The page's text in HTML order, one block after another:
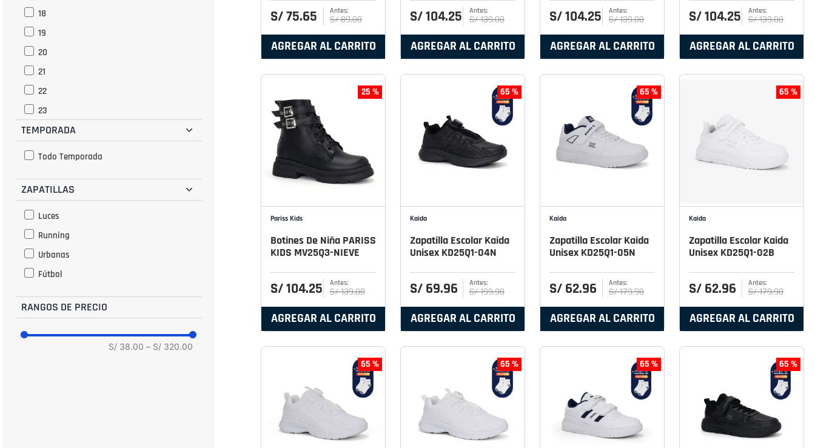
18
19
20
21
22
23
24
27
32.5
TEMPORADA
Todo Temporada
ZAPATILLAS
Luces
Running
Urbanas
Fútbol
RANGOS DE PRECIO
S/ 38.00 – S/ 320.00
S/75.65 S/89.00
AGREGAR AL CARRITO
S/104.25 S/139.00
AGREGAR AL CARRITO
S/104.25 S/139.00
AGREGAR AL CARRITO
S/104.25 S/139.00
AGREGAR AL CARRITO
25 %
Pariss Kids
Botines De Niña PARISS
KIDS MV25Q3-NIEVE
S/104.25 S/139.00
AGREGAR AL CARRITO
65 %
Kaida
Zapatilla Escolar Kaida
Unisex KD25Q1-04N
S/ 69.96 S/199.90
AGREGAR AL CARRITO
65 %
Kaida
Zapatilla Escolar Kaida
Unisex KD25Q1-05N
S/ 62.96 S/179.90
AGREGAR AL CARRITO
65 %
Kaida
Zapatilla Escolar Kaida
Unisex KD25Q1-02B
S/ 62.96 S/179.90
AGREGAR AL CARRITO
65 % 65 % 65 % 65 %